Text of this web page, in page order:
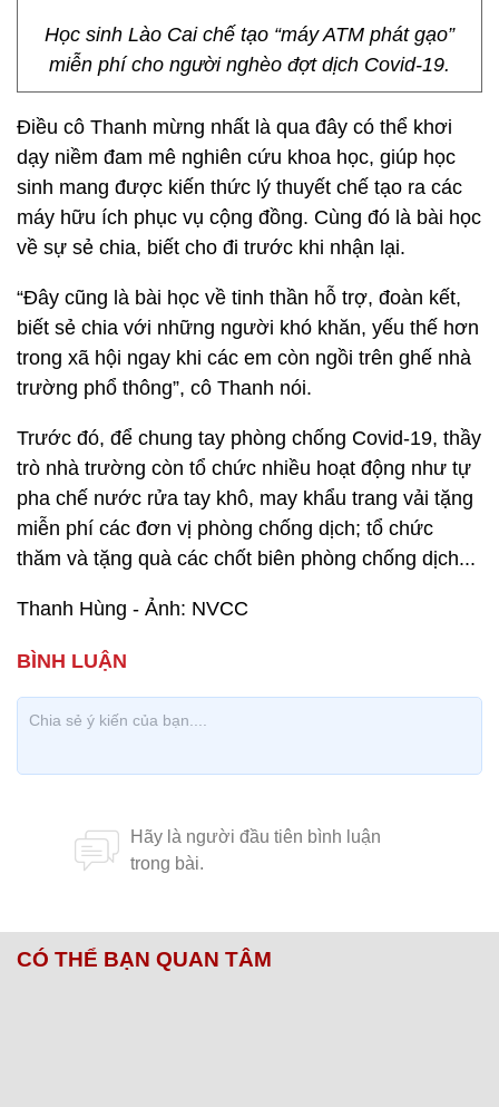
Học sinh Lào Cai chế tạo “máy ATM phát gạo”
miễn phí cho người nghèo đợt dịch Covid-19.
Điều cô Thanh mừng nhất là qua đây có thể khơi
dạy niềm đam mê nghiên cứu khoa học, giúp học
sinh mang được kiến thức lý thuyết chế tạo ra các
máy hữu ích phục vụ cộng đồng. Cùng đó là bài học
về sự sẻ chia, biết cho đi trước khi nhận lại.
“Đây cũng là bài học về tinh thần hỗ trợ, đoàn kết,
biết sẻ chia với những người khó khăn, yếu thế hơn
trong xã hội ngay khi các em còn ngồi trên ghế nhà
trường phổ thông”, cô Thanh nói.
Trước đó, để chung tay phòng chống Covid-19, thầy
trò nhà trường còn tổ chức nhiều hoạt động như tự
pha chế nước rửa tay khô, may khẩu trang vải tặng
miễn phí các đơn vị phòng chống dịch; tổ chức
thăm và tặng quà các chốt biên phòng chống dịch...
Thanh Hùng - Ảnh: NVCC
CÓ THỂ BẠN QUAN TÂM